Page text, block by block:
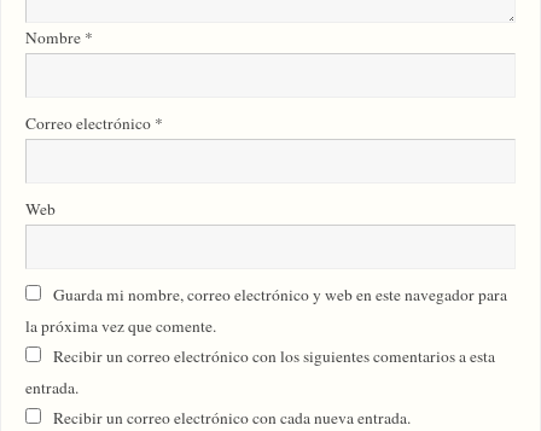
Nombre *
Correo electrónico *
Web
Guarda mi nombre, correo electrónico y web en este navegador para
la próxima vez que comente.
Recibir un correo electrónico con los siguientes comentarios a esta
entrada.
Recibir un correo electrónico con cada nueva entrada.